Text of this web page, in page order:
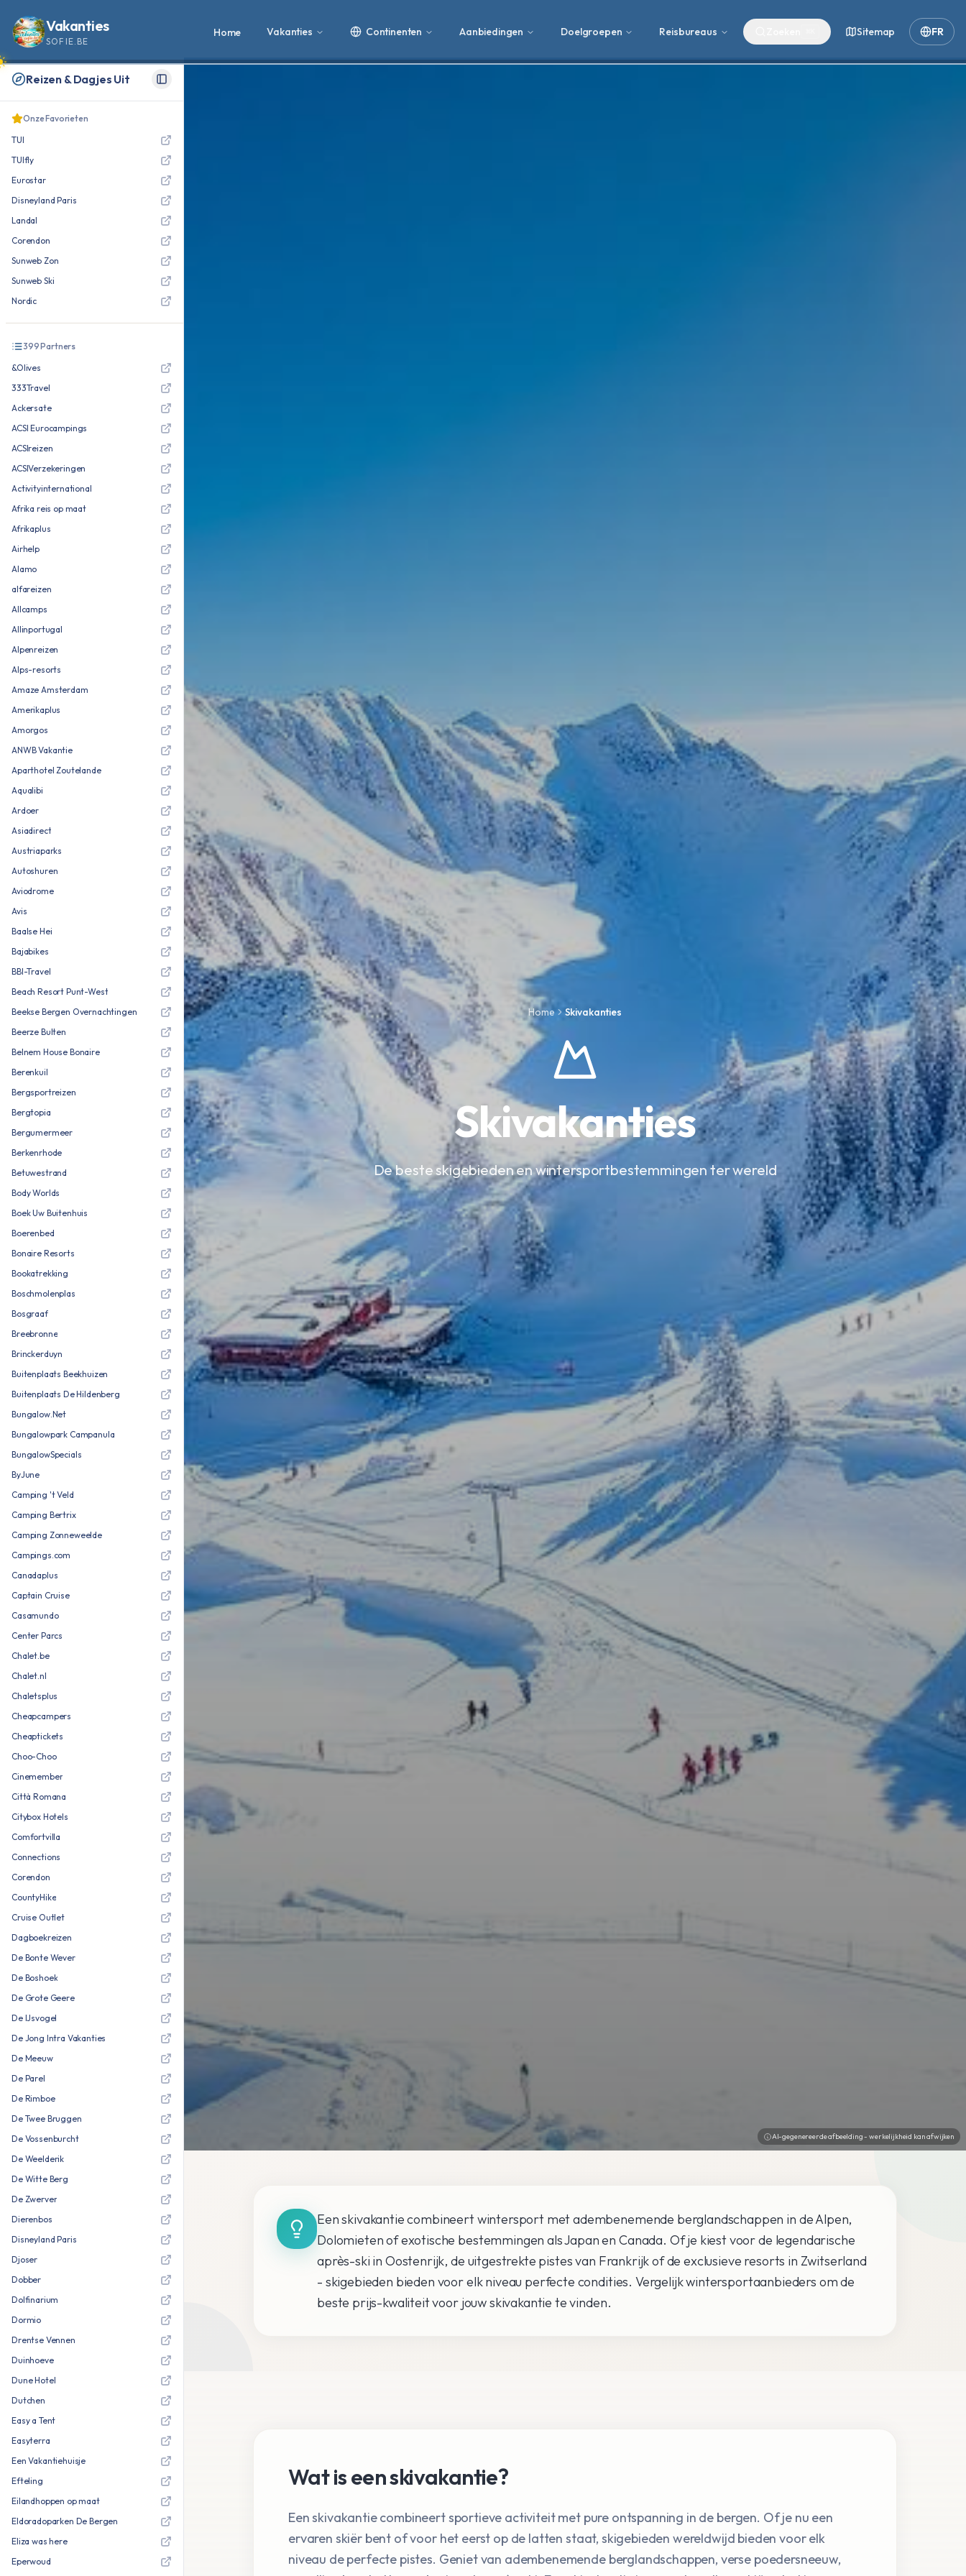
Reizen & Dagjes Uit Toggle Sidebar
Onze Favorieten
TUI
TUIfly
Eurostar
Disneyland Paris
Landal
Corendon
Sunweb Zon
Sunweb Ski
Nordic
399Partners
&Olives
333Travel
Ackersate
ACSI Eurocampings
ACSIreizen
ACSIVerzekeringen
Activityinternational
Afrika reis op maat
Afrikaplus
Airhelp
Alamo
alfareizen
Allcamps
Allinportugal
Alpenreizen
Alps-resorts
Amaze Amsterdam
Amerikaplus
Amorgos
ANWB Vakantie
Aparthotel Zoutelande
Aqualibi
Ardoer
Asiadirect
Austriaparks
Autoshuren
Aviodrome
Avis
Baalse Hei
Bajabikes
BBI-Travel
Beach Resort Punt-West
Beekse Bergen Overnachtingen
Beerze Bulten
Belnem House Bonaire
Berenkuil
Bergsportreizen
Bergtopia
Bergumermeer
Berkenrhode
Betuwestrand
Body Worlds
Boek Uw Buitenhuis
Boerenbed
Bonaire Resorts
Bookatrekking
Boschmolenplas
Bosgraaf
Breebronne
Brinckerduyn
Buitenplaats Beekhuizen
Buitenplaats De Hildenberg
Bungalow.Net
Bungalowpark Campanula
BungalowSpecials
ByJune
Camping 't Veld
Camping Bertrix
Camping Zonneweelde
Campings.com
Canadaplus
Captain Cruise
Casamundo
Center Parcs
Chalet.be
Chalet.nl
Chaletsplus
Cheapcampers
Cheaptickets
Choo-Choo
Cinemember
Città Romana
Citybox Hotels
Comfortvilla
Connections
Corendon
CountyHike
Cruise Outlet
Dagboekreizen
De Bonte Wever
De Boshoek
De Grote Geere
De IJsvogel
De Jong Intra Vakanties
De Meeuw
De Parel
De Rimboe
De Twee Bruggen
De Vossenburcht
De Weelderik
De Witte Berg
De Zwerver
Dierenbos
Disneyland Paris
Djoser
Dobber
Dolfinarium
Dormio
Drentse Vennen
Duinhoeve
Dune Hotel
Dutchen
Easy a Tent
Easyterra
Een Vakantiehuisje
Efteling
Eilandhoppen op maat
Eldoradoparken De Bergen
Eliza was here
Eperwoud
Vakanties
SOFIE.BE
Home Vakanties Continenten Aanbiedingen Doelgroepen Reisbureaus Sitemap FR
AI-gegenereerde afbeelding - werkelijkheid kan afwijken
Home Skivakanties
Skivakanties
De beste skigebieden en wintersportbestemmingen ter wereld
Een skivakantie combineert wintersport met adembenemende berglandschappen in de Alpen,
Dolomieten of exotische bestemmingen als Japan en Canada. Of je kiest voor de legendarische
après-ski in Oostenrijk, de uitgestrekte pistes van Frankrijk of de exclusieve resorts in Zwitserland
- skigebieden bieden voor elk niveau perfecte condities. Vergelijk wintersportaanbieders om de
beste prijs-kwaliteit voor jouw skivakantie te vinden.
Wat is een skivakantie?
Een skivakantie combineert sportieve activiteit met pure ontspanning in de bergen. Of je nu een
ervaren skiër bent of voor het eerst op de latten staat, skigebieden wereldwijd bieden voor elk
niveau de perfecte pistes. Geniet van adembenemende berglandschappen, verse poedersneeuw,